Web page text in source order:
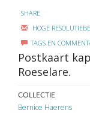
SHARE
HOGE
TAGS EN
Postkaart
Roeselare.
COLLECTIE
Bernice Haerens